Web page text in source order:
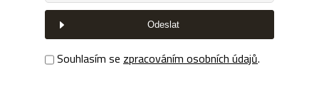
Odeslat
Souhlasím se zpracováním osobních údajů.